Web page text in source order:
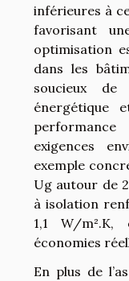
inférieures à
favorisant
optimisation
dans les
soucieux de
énergétique
exigences
exemple
Ug autour de
à isolation
1,1 W/
économies
En plus de